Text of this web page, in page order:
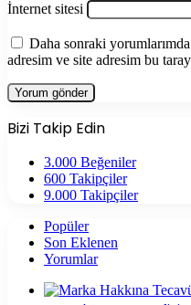
İnternet sitesi
Daha sonraki
adresim ve site adresim bu
Bizi Takip Edin
3.000 Beğeniler
600 Takipçiler
9.000 Takipçiler
Popüler
Son Eklenen
Yorumlar